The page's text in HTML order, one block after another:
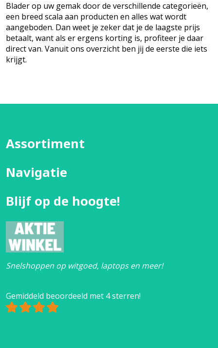
Blader op uw gemak door de verschillende categorieën,
een breed scala aan producten en alles wat wordt
aangeboden. Dan weet je zeker dat je de laagste prijs
betaalt, want als er ergens korting is, profiteer je daar
direct van. Vanuit ons overzicht ben jij de eerste die iets
krijgt.
Assortiment
Navigatie
Blijf op de hoogte!
Snelshoppen op witgoed, laptops en meer!
Gemiddeld beoordeeld met 4 sterren!